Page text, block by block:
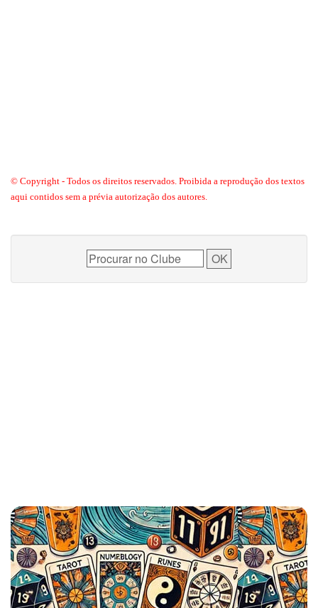
© Copyright - Todos os direitos reservados. Proibida a reprodução dos textos
aqui contidos sem a prévia autorização dos autores.